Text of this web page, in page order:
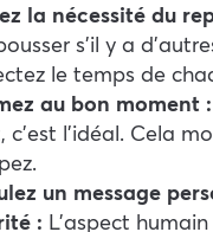
la nécessité du
s’il y a
le temps de
au bon moment :
c’est l’idéal. Cela
un message
: L’aspect